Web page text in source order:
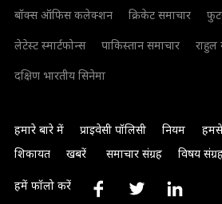
बॉक्स ऑफिस कलेक्शन
क्रिकेट समाचार
लेटेस्ट स्मार्टफोन्स
पाकिस्तान समाचार राहुल
दक्षिण भारतीय सिनेमा
हमारे बारे में प्राइवेसी पॉलिसी नियम
शिकायत
खबरें समाचार संग्रह विषय
हमें फॉलो करें